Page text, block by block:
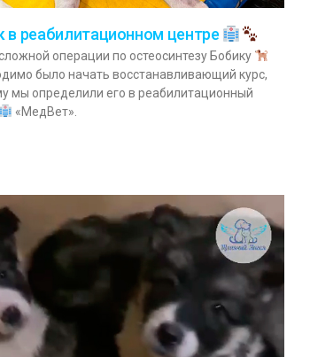
в реабилитационном центре
операции по остеосинтезу Бобику
было начать восстанавливающий курс,
мы определили его в реабилитационный
«МедВет».